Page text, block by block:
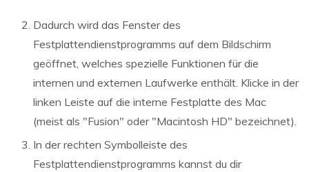
Dadurch wird das Fenster des
Festplattendienstprogramms auf dem Bildschirm
geöffnet, welches spezielle Funktionen für die
internen und externen Laufwerke enthält. Klicke in der
linken Leiste auf die interne Festplatte des Mac
(meist als "Fusion" oder "Macintosh HD" bezeichnet).
In der rechten Symbolleiste des
Festplattendienstprogramms kannst du dir